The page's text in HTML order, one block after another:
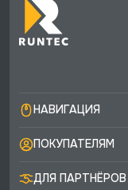
НАВИГАЦИЯ
ПОКУПАТЕЛЯМ
ДЛЯ ПАРТНЁРОВ